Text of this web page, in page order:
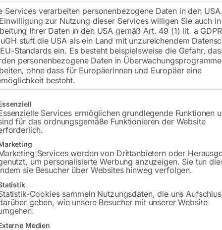
Lieferzeit: ca. 5 - 10 Werktage
Versandkosten Standard (Österreich):€
Bitte beachten Sie: Die Versandkosten
In den
Sie haben
Anfrageformular
Services verarbeiten personenbezogene Daten in den
zur Nutzung dieser Services willigen Sie auch
Ihrer Daten in den USA gemäß Art. 49 (1) lit. a
stuft die USA als ein Land mit unzureichendem
Standards ein. Es besteht beispielsweise die Gefahr,
personenbezogene Daten in
ohne dass für Europäerinnen und Europäer eine
besteht.
eine Liste der Service-Gruppen, für die eine Einwilligung erteilt
Services ermöglichen grundlegende Funktionen
für das ordnungsgemäße Funktionieren der Website
Services werden von Drittanbietern oder
um personalisierte Werbung anzuzeigen. Sie tun
sie Besucher über Websites hinweg verfolgen.
Cookies sammeln Nutzungsdaten, die uns
geben, wie unsere Besucher mit unserer Website
Medien